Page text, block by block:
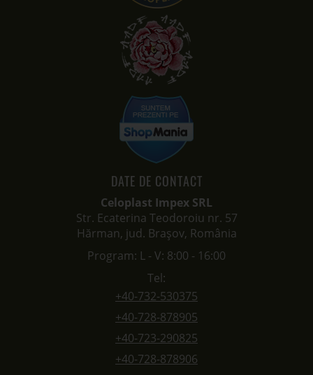
DATE DE CONTACT
Celoplast Impex SRL
Str. Ecaterina Teodoroiu nr. 57
Program: L - V: 8:00 - 16:00
Tel:
+40-732-530375
+40-728-878905
+40-723-290825
+40-728-878906
E-mail:
contact@celoplast.ro